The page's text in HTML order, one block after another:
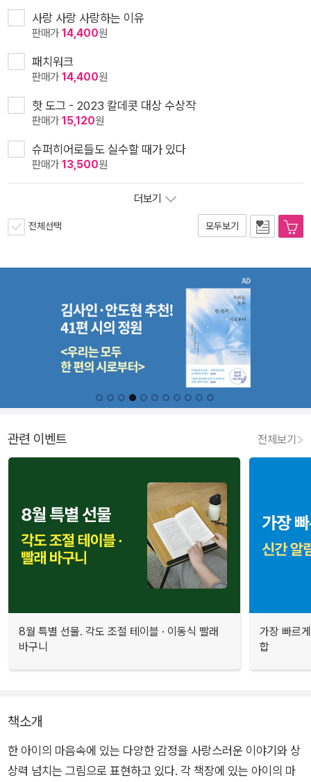
사랑 사랑 사랑하는 이유
판매가14,400원
패치워크
판매가14,400원
핫 도그 - 2023 칼데콧 대상 수상작
판매가15,120원
슈퍼히어로들도 실수할 때가 있다
판매가13,500원
더보기
전체선택 모두보기
관련 이벤트 전체보기
8월 특별 선물. 각도 조절 테이블 · 이동식 빨래
바구니
가장 빠르
합
책소개
한 아이의 마음속에 있는 다양한 감정을 사랑스러운 이야기와 상
상력 넘치는 그림으로 표현하고 있다. 각 책장에 있는 아이의 마